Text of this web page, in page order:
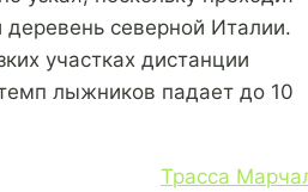
деревень северной Италии.
участках дистанции
лыжников падает до 10